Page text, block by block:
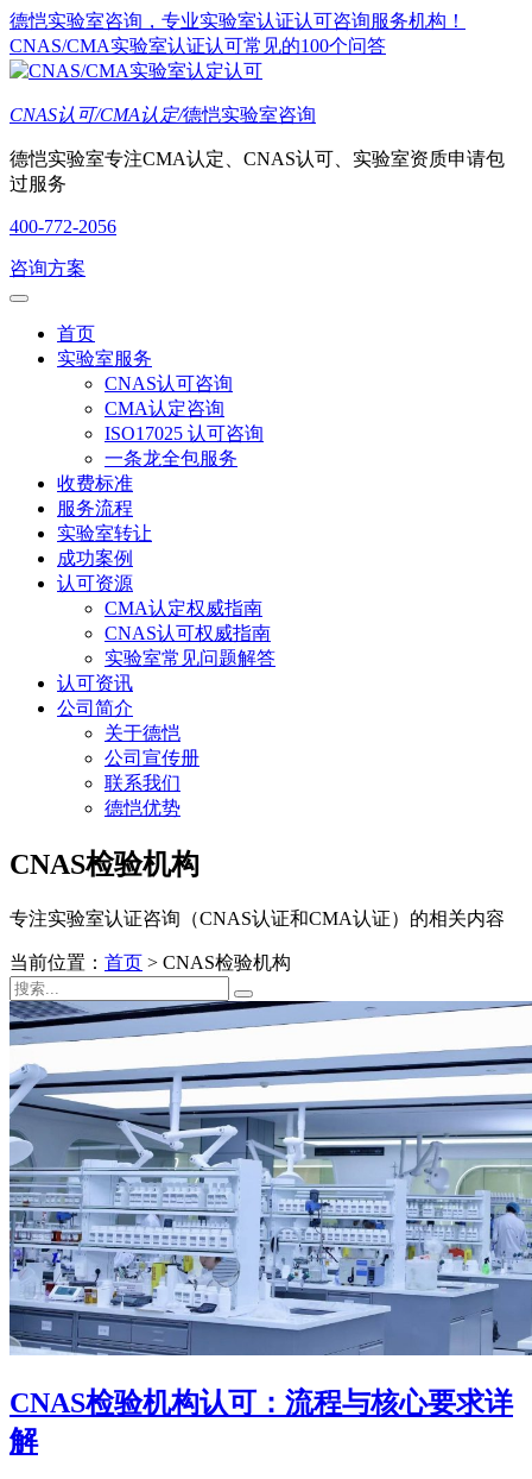
德恺实验室咨询，专业实验室认证认可咨询服务机构！
CNAS/CMA实验室认证认可常见的100个问答
CNAS认可/CMA认定/德恺实验室咨询
德恺实验室专注CMA认定、CNAS认可、实验室资质申请包
过服务
400-772-2056
咨询方案
首页
实验室服务
CNAS认可咨询
CMA认定咨询
ISO17025 认可咨询
一条龙全包服务
收费标准
服务流程
实验室转让
成功案例
认可资源
CMA认定权威指南
CNAS认可权威指南
实验室常见问题解答
认可资讯
公司简介
关于德恺
公司宣传册
联系我们
德恺优势
CNAS检验机构
专注实验室认证咨询（CNAS认证和CMA认证）的相关内容
当前位置： 首页 > CNAS检验机构
CNAS检验机构认可：流程与核心要求详
解